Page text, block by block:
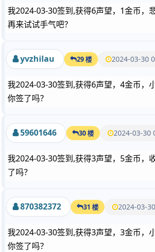
我2024-03-30签到,获得6声望，1金币，
再来试试手气吧？
yvzhilau 29 楼 2024-03-30
我2024-03-30签到,获得6声望，4金币，
你签了吗？
59601646 30 楼 2024-03-30
我2024-03-30签到,获得3声望，5金币，
了吗？
870382372 31 楼 2024-03-
我2024-03-30签到,获得3声望，3金币，
你签了吗？